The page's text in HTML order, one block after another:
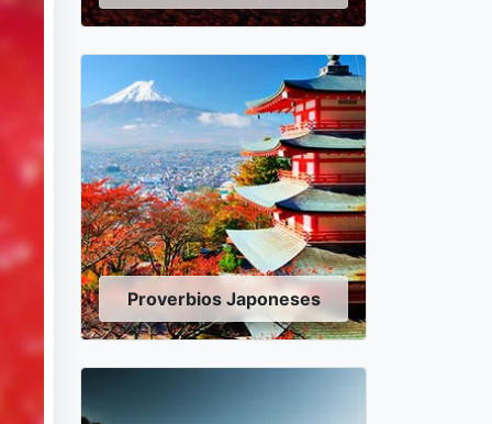
Proverbios Japoneses